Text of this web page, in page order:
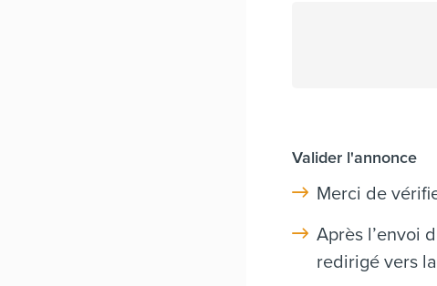
Valider l'annonce
Merci de
Après l’envoi
redirigé vers